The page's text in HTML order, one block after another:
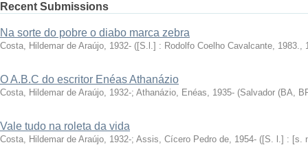
Recent Submissions
Na sorte do pobre o diabo marca zebra
Costa, Hildemar de Araújo, 1932- ([S.l.] : Rodolfo Coelho Cavalcante, 1983.,
O A.B.C do escritor Enéas Athanázio
Costa, Hildemar de Araújo, 1932-; Athanázio, Enéas, 1935- (Salvador (BA,
Vale tudo na roleta da vida
Costa, Hildemar de Araújo, 1932-; Assis, Cícero Pedro de, 1954- ([S. l.] : [s.